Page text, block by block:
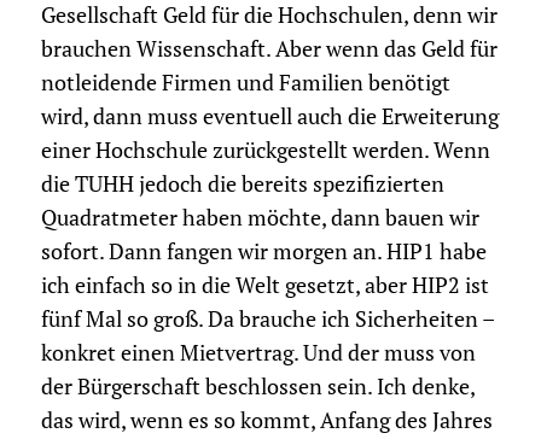
Gesellschaft Geld für die Hochschulen, denn wir
brauchen Wissenschaft. Aber wenn das Geld für
notleidende Firmen und Familien benötigt
wird, dann muss eventuell auch die Erweiterung
einer Hochschule zurückgestellt werden. Wenn
die TUHH jedoch die bereits spezifizierten
Quadratmeter haben möchte, dann bauen wir
sofort. Dann fangen wir morgen an. HIP1 habe
ich einfach so in die Welt gesetzt, aber HIP2 ist
fünf Mal so groß. Da brauche ich Sicherheiten –
konkret einen Mietvertrag. Und der muss von
der Bürgerschaft beschlossen sein. Ich denke,
das wird, wenn es so kommt, Anfang des Jahres